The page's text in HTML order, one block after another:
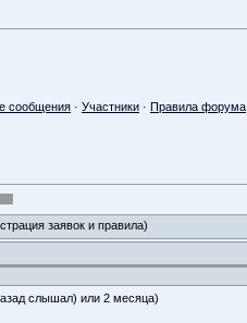
сообщения · Участники · Правила форума
заявок и правила)
слышал) или 2 месяца)